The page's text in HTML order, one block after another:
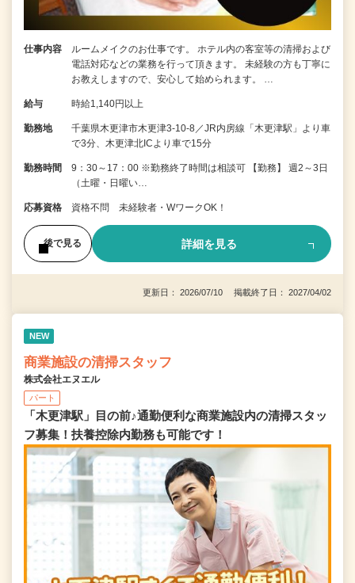
仕事内容
ルームメイクのお仕事です。 ホテル内の客室等の清掃および
電話対応などの業務を行って頂きます。 未経験の方も丁寧に
お教えしますので、安心して始められます。 …
給与 時給1,140円以上
勤務地
千葉県木更津市木更津3-10-8／JR内房線「木更津駅」より車
で3分、木更津北ICより車で15分
勤務時間
9：30～17：00 ※勤務終了時間は相談可 【勤務】 週2～3日
（土曜・日曜い…
応募資格 資格不問 未経験者・WワークOK！
後で見る 詳細を見る
更新日： 2026/07/10 掲載終了日： 2027/04/02
NEW
商業施設の清掃スタッフ
株式会社エヌエル
パート
「木更津駅」目の前♪通勤便利な商業施設内の清掃スタッ
フ募集！扶養控除内勤務も可能です！